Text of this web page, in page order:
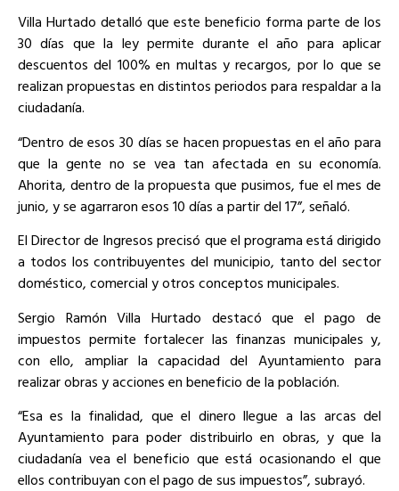
Villa Hurtado detalló que este beneficio forma parte de los
30 días que la ley permite durante el año para aplicar
descuentos del 100% en multas y recargos, por lo que se
realizan propuestas en distintos periodos para respaldar a la
ciudadanía.
“Dentro de esos 30 días se hacen propuestas en el año para
que la gente no se vea tan afectada en su economía.
Ahorita, dentro de la propuesta que pusimos, fue el mes de
junio, y se agarraron esos 10 días a partir del 17”, señaló.
El Director de Ingresos precisó que el programa está dirigido
a todos los contribuyentes del municipio, tanto del sector
doméstico, comercial y otros conceptos municipales.
Sergio Ramón Villa Hurtado destacó que el pago de
impuestos permite fortalecer las finanzas municipales y,
con ello, ampliar la capacidad del Ayuntamiento para
realizar obras y acciones en beneficio de la población.
“Esa es la finalidad, que el dinero llegue a las arcas del
Ayuntamiento para poder distribuirlo en obras, y que la
ciudadanía vea el beneficio que está ocasionando el que
ellos contribuyan con el pago de sus impuestos”, subrayó.